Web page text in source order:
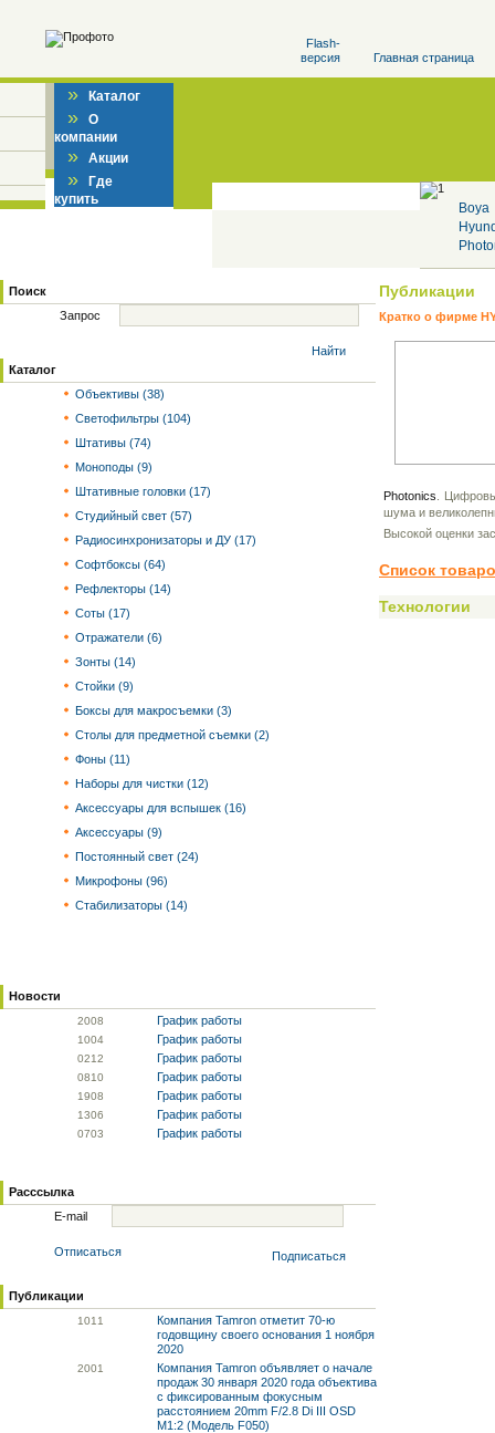
Flash-
версия
Главная страница
» Каталог
» О
компании
» Акции
» Где
купить
Boya
Поиск
Запрос
Найти
Каталог
Объективы (38)
Светофильтры (104)
Штативы (74)
Моноподы (9)
Штативные головки (17)
Студийный свет (57)
Радиосинхронизаторы и ДУ (17)
Софтбоксы (64)
Рефлекторы (14)
Соты (17)
Отражатели (6)
Зонты (14)
Стойки (9)
Боксы для макросъемки (3)
Столы для предметной съемки (2)
Фоны (11)
Наборы для чистки (12)
Аксессуары для вспышек (16)
Аксессуары (9)
Постоянный свет (24)
Микрофоны (96)
Стабилизаторы (14)
Новости
2008 График работы
1004 График работы
0212 График работы
0810 График работы
1908 График работы
1306 График работы
0703 График работы
Расссылка
E-mail
Отписаться Подписаться
Публикации
1011
Компания Tamron отметит 70-ю
годовщину своего основания 1 ноября
2020
2001
Компания Tamron объявляет о начале
продаж 30 января 2020 года объектива
с фиксированным фокусным
расстоянием 20mm F/2.8 Di III OSD
M1:2 (Модель F050)
Публикации
Кратко о фирме
Photonics .
шума и
Высокой оценки
Список
Технологии